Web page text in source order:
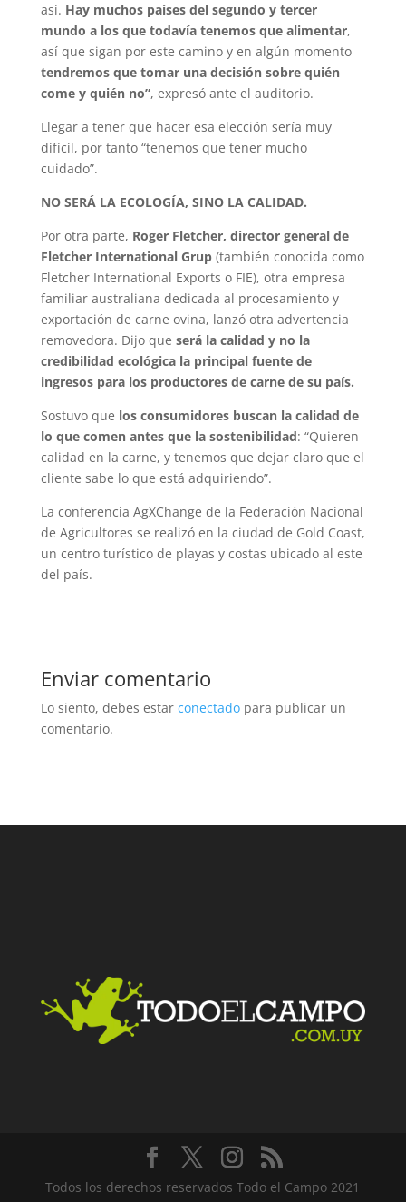
así. Hay muchos países del segundo y tercer
mundo a los que todavía tenemos que alimentar,
así que sigan por este camino y en algún momento
tendremos que tomar una decisión sobre quién
come y quién no”, expresó ante el auditorio.
Llegar a tener que hacer esa elección sería muy
difícil, por tanto “tenemos que tener mucho
cuidado”.
NO SERÁ LA ECOLOGÍA, SINO LA CALIDAD.
Por otra parte, Roger Fletcher, director general de
Fletcher International Grup(también conocida como
Fletcher International Exports o FIE), otra empresa
familiar australiana dedicada al procesamiento y
exportación de carne ovina, lanzó otra advertencia
removedora. Dijo que será la calidad y no la
credibilidad ecológica la principal fuente de
ingresos para los productores de carne de su país.
Sostuvo que los consumidores buscan la calidad de
lo que comen antes que la sostenibilidad: “Quieren
calidad en la carne, y tenemos que dejar claro que el
cliente sabe lo que está adquiriendo”.
La conferencia AgXChange de la Federación Nacional
de Agricultores se realizó en la ciudad de Gold Coast,
un centro turístico de playas y costas ubicado al este
del país.
Enviar comentario
Lo siento, debes estar conectadopara publicar un
comentario.
Todos los derechos reservados Todo el Campo 2021
Facebook